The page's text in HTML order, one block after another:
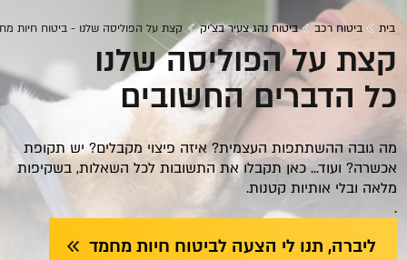
בית ביטוח רכב ביטוח נהג צעיר בצ'יק קצת על הפוליסה שלנו - ביטוח חיות
קצת על הפוליסה שלנו
כל הדברים החשובים
מה גובה ההשתתפות העצמית? איזה פיצוי מקבלים? יש תקופת
אכשרה? ועוד... כאן תקבלו את התשובות לכל השאלות, בשקיפות
מלאה ובלי אותיות קטנות.
.
ליברה, תנו לי הצעה לביטוח חיות מחמד